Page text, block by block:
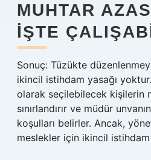
MUHTAR
IŞTE
Sonuç: Tüzükte
ikincil istihdam yasağı
olarak seçilebilecek kişilerin
sınırlandırır ve müdür
koşulları belirler. Ancak,
meslekler için ikincil istihdam